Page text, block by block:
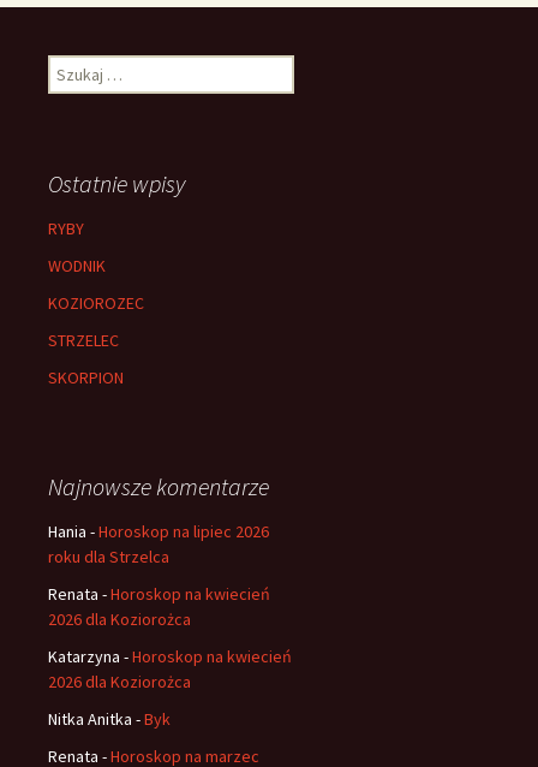
Szukaj:
Ostatnie wpisy
RYBY
WODNIK
KOZIOROZEC
STRZELEC
SKORPION
Najnowsze komentarze
Hania -Horoskop na lipiec 2026
roku dla Strzelca
Renata -Horoskop na kwiecień
2026 dla Koziorożca
Katarzyna -Horoskop na kwiecień
2026 dla Koziorożca
Nitka Anitka -Byk
Renata -Horoskop na marzec